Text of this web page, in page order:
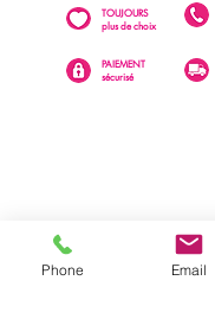
TOUJOURS
plus de choix
PAIEMENT
sécurisé
Phone Email